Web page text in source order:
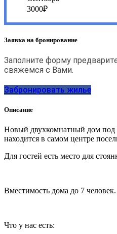
3000₽
Заявка на бронирование
Заполните форму
свяжемся с Вами.
Забронировать жилье
Описание
Новый двухкомнатный дом под
находится в самом центре
Для гостей есть место для
Вместимость дома до 7 человек.
Что у нас есть: